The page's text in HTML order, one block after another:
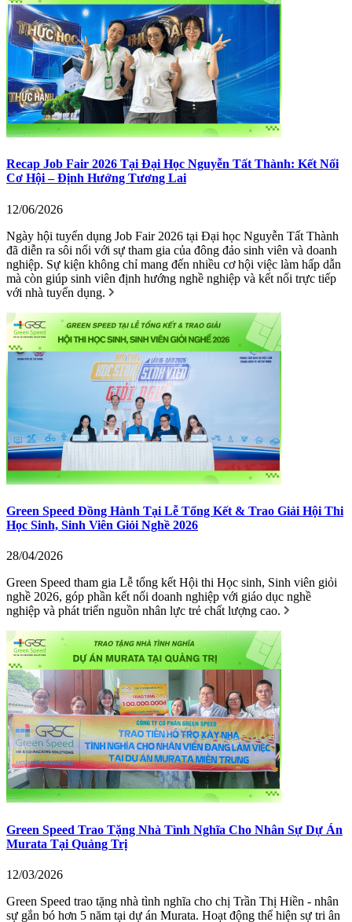
Recap Job Fair 2026 Tại Đại Học Nguyễn Tất Thành: Kết Nối
Cơ Hội – Định Hướng Tương Lai
12/06/2026
Ngày hội tuyển dụng Job Fair 2026 tại Đại học Nguyễn Tất Thành
đã diễn ra sôi nổi với sự tham gia của đông đảo sinh viên và doanh
nghiệp. Sự kiện không chỉ mang đến nhiều cơ hội việc làm hấp dẫn
mà còn giúp sinh viên định hướng nghề nghiệp và kết nối trực tiếp
với nhà tuyển dụng.
Green Speed Đồng Hành Tại Lễ Tổng Kết & Trao Giải Hội Thi
Học Sinh, Sinh Viên Giỏi Nghề 2026
28/04/2026
Green Speed tham gia Lễ tổng kết Hội thi Học sinh, Sinh viên giỏi
nghề 2026, góp phần kết nối doanh nghiệp với giáo dục nghề
nghiệp và phát triển nguồn nhân lực trẻ chất lượng cao.
Green Speed Trao Tặng Nhà Tình Nghĩa Cho Nhân Sự Dự Án
Murata Tại Quảng Trị
12/03/2026
Green Speed trao tặng nhà tình nghĩa cho chị Trần Thị Hiền - nhân
sự gắn bó hơn 5 năm tại dự án Murata. Hoạt động thể hiện sự tri ân